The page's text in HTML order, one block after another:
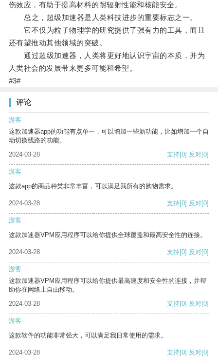
伤效应，有助于提高材料的耐辐射性能和核能安全。
总之，超级加速器是人类科技进步的重要标志之一。
它不仅为粒子物理学的研究提供了强有力的工具，而且
还有望推动其他领域的突破。
通过超级加速器，人类将更好地认识宇宙的本质，并为
人类社会的发展带来更多可能和希望。
#3#
评论
游客
这款加速器app的功能有点单一，可以增加一些新功能，比如增加一个自
动切换线路的功能。
2024-03-28
支持[0] 反对[0]
游客
这款app的商品种类非常丰富，可以满足我所有的购物需求。
2024-03-28 支持[0] 反对[0]
游客
这款加速器VPM应用程序可以给你提供全球覆盖和最高安全性的连接。
2024-03-28 支持[0] 反对[0]
游客
这款加速器VPM应用程序可以给你提供最高速度和安全性的连接，并帮
助你在网络上自由移动。
2024-03-28
支持[0] 反对[0]
游客
这款软件的功能非常强大，可以满足我日常使用的需求。
2024-03-28 支持[0] 反对[0]